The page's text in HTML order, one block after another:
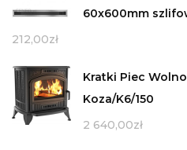
60x600mm
212,00zł
Kratki Piec
Koza/K6/150
2 640,00zł